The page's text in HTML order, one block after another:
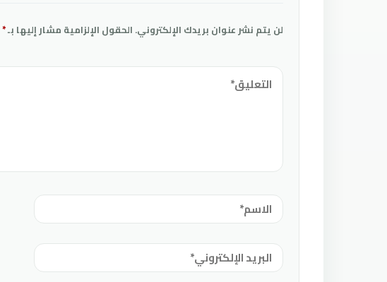
لن يتم نشر عنوان بريدك الإلكتروني. الحقول الإلزامية مشار إليها بـ*